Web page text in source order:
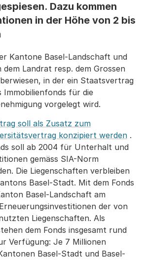
Dazu kommen
in der Höhe von 2 bis
Kantone Basel-Landschaft und
Landrat resp. dem Grossen
in der ein Staatsvertrag
Immobilienfonds für die
vorgelegt wird.
soll als Zusatz zum
konzipiert werden .
soll ab 2004 für Unterhalt und
gemäss SIA-Norm
Die Liegenschaften verbleiben
Basel-Stadt. Mit dem Fonds
Basel-Landschaft am
der von
Liegenschaften. Als
dem Fonds insgesamt rund
Verfügung: Je 7 Millionen
Basel-Stadt und Basel-